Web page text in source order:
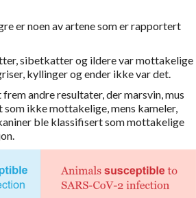
er noen av artene som er rapportert
sibetkatter og ildere var mottakelige
kyllinger og ender ikke var det.
andre resultater, der marsvin, mus
ikke mottakelige, mens kameler,
ble klassifisert som mottakelige